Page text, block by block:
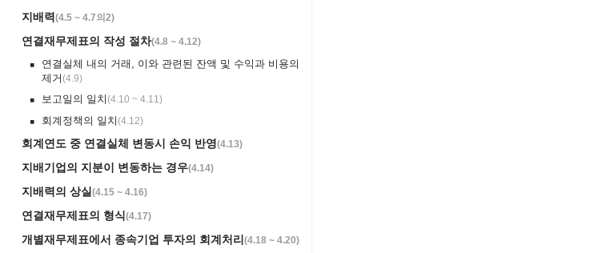
지배력 (4.5 ~ 4.7의2)
연결재무제표의 작성 절차(4.8 ~ 4.12)
￭
연결실체 내의 거래, 이와 관련된 잔액 및 수익과 비용의
제거 (4.9)
￭ 보고일의 일치 (4.10 ~ 4.11)
￭ 회계정책의 일치 (4.12)
회계연도 중 연결실체 변동시 손익 반영(4.13)
지배기업의 지분이 변동하는 경우(4.14)
지배력의 상실 (4.15 ~ 4.16)
연결재무제표의 형식(4.17)
개별재무제표에서 종속기업 투자의 회계처리 (4.18 ~ 4.20)